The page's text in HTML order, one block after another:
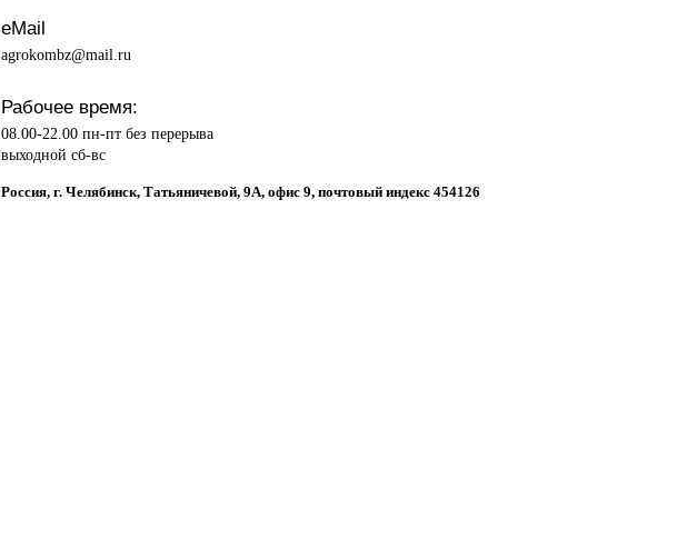
eMail
agrokombz@mail.ru
Рабочее время:
08.00-22.00 пн-пт без перерыва
выходной сб-вс
Россия, г. Челябинск, Татьяничевой, 9А, офис 9, почтовый индекс 454126